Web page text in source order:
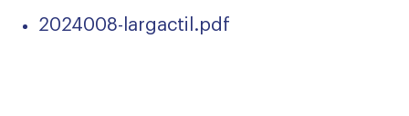
2024008-largactil.pdf